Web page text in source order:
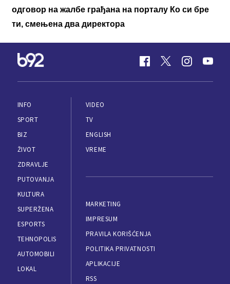
одговор на жалбе грађана на порталу Ко си бре
ти, смењена два директора
INFO
SPORT
BIZ
ŽIVOT
ZDRAVLJE
PUTOVANJA
KULTURA
SUPERŽENA
ESPORTS
TEHNOPOLIS
AUTOMOBILI
LOKAL
VIDEO
TV
ENGLISH
VREME
MARKETING
IMPRESUM
PRAVILA KORIŠĆENJA
POLITIKA PRIVATNOSTI
APLIKACIJE
RSS